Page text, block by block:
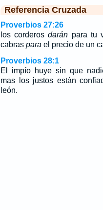
Referencia Cruzada
Proverbios 27:26
los corderosdarán para tu
cabras para el precio de un
Proverbios 28:1
El impío huye sin que
mas los justos están
león.